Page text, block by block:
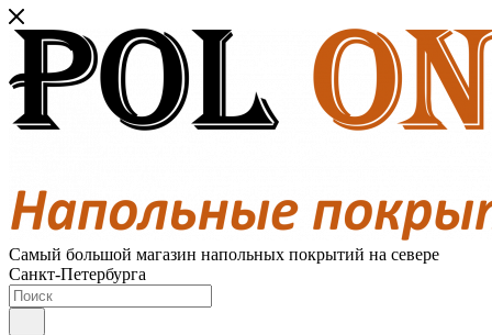
Самый большой магазин напольных покрытий на севере
Санкт-Петербурга